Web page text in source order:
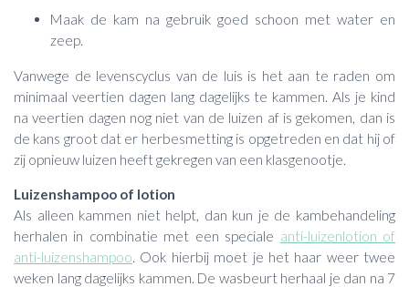
Maak de kam na gebruik goed schoon met water en
zeep.
Vanwege de levenscyclus van de luis is het aan te raden om
minimaal veertien dagen lang dagelijks te kammen. Als je kind
na veertien dagen nog niet van de luizen af is gekomen, dan is
de kans groot dat er herbesmetting is opgetreden en dat hij of
zij opnieuw luizen heeft gekregen van een klasgenootje.
Luizenshampoo of lotion
Als alleen kammen niet helpt, dan kun je de kambehandeling
herhalen in combinatie met een speciale anti-luizenlotion of
anti-luizenshampoo. Ook hierbij moet je het haar weer twee
weken lang dagelijks kammen. De wasbeurt herhaal je dan na 7